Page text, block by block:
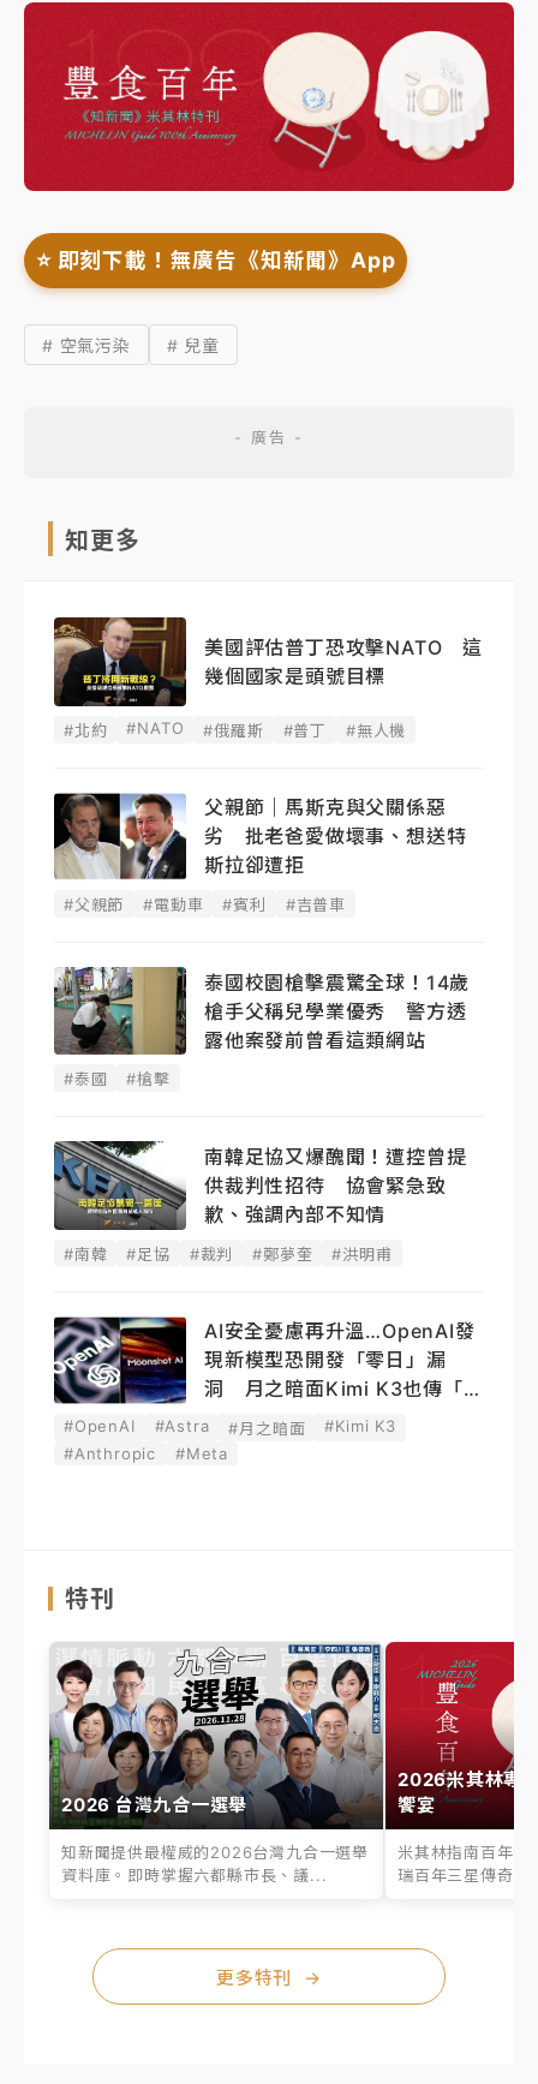
⭐️ 即刻下載！無廣告《知新聞》App
# 空氣污染 # 兒童
知更多
美國評估普丁恐攻擊NATO 這
幾個國家是頭號目標
#北約 #NATO #俄羅斯 #普丁 #無人機
父親節｜馬斯克與父關係惡
劣 批老爸愛做壞事、想送特
斯拉卻遭拒
#父親節 #電動車 #賓利 #吉普車
泰國校園槍擊震驚全球！14歲
槍手父稱兒學業優秀 警方透
露他案發前曾看這類網站
#泰國 #槍擊
南韓足協又爆醜聞！遭控曾提
供裁判性招待 協會緊急致
歉、強調內部不知情
#南韓 #足協 #裁判 #鄭夢奎 #洪明甫
AI安全憂慮再升溫…OpenAI發
現新模型恐開發「零日」漏
洞 月之暗面Kimi K3也傳「越
獄」
#OpenAI #Astra #月之暗面
#Kimi K3
#Anthropic
#Meta
特刊
2026 台灣九合一選舉
知新聞提供最權威的2026台灣九合一選舉
資料庫。即時掌握六都縣市長、議...
2026米其林專
饗宴
米其林指南百年之
瑞百年三星傳奇、
更多特刊 →